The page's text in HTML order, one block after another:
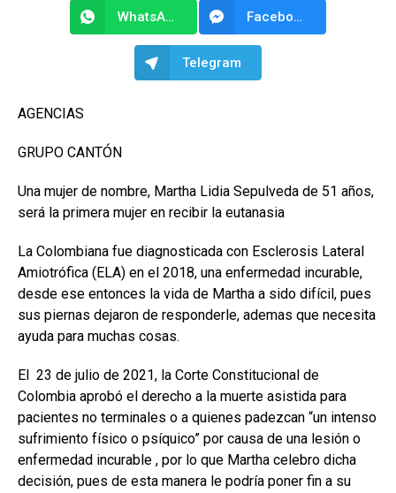
WhatsApp Facebook Messenger
Telegram
AGENCIAS
GRUPO CANTÓN
Una mujer de nombre, Martha Lidia Sepulveda de 51 años,
será la primera mujer en recibir la eutanasia
La Colombiana fue diagnosticada con Esclerosis Lateral
Amiotrófica (ELA) en el 2018, una enfermedad incurable,
desde ese entonces la vida de Martha a sido difícil, pues
sus piernas dejaron de responderle, ademas que necesita
ayuda para muchas cosas.
El 23 de julio de 2021, la Corte Constitucional de
Colombia aprobó el derecho a la muerte asistida para
pacientes no terminales o a quienes padezcan “un intenso
sufrimiento físico o psíquico” por causa de una lesión o
enfermedad incurable , por lo que Martha celebro dicha
decisión, pues de esta manera le podría poner fin a su